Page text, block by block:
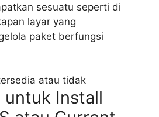
sesuatu seperti di
layar yang
paket berfungsi
untuk Install